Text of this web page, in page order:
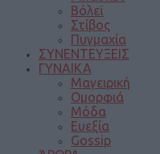
Βόλεϊ
Στίβος
Πυγμαχία
ΣΥΝΕΝΤΕΥΞΕΙΣ
ΓΥΝΑΙΚΑ
Μαγειρική
Ομορφιά
Μόδα
Ευεξία
Gossip